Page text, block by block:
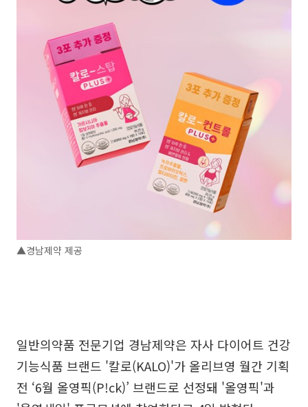
▲경남제약 제공
일반의약품 전문기업 경남제약은 자사 다이어트 건강
기능식품 브랜드 '칼로(KALO)'가 올리브영 월간 기획
전 ‘6월 올영픽(P!ck)’ 브랜드로 선정돼 '올영픽'과